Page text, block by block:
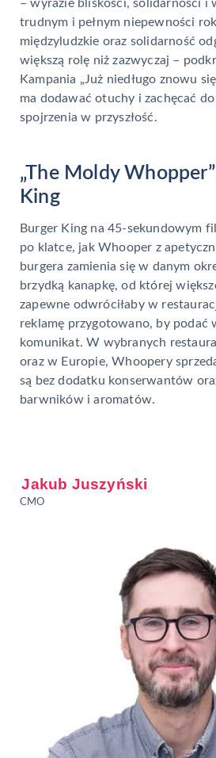
– wyrazie bliskości, solidarności i
trudnym i pełnym niepewności
międzyludzkie oraz solidarność
większą rolę niż zazwyczaj –
Kampania „Już niedługo znowu
ma dodawać otuchy i zachęcać
spojrzenia w przyszłość.
„The Moldy
King
Burger King na 45-sekundowym
po klatce, jak Whooper z
burgera zamienia się w danym
brzydką kanapkę, od której
zapewne odwróciłaby w
reklamę przygotowano, by podać
komunikat. W wybranych
oraz w Europie, Whoopery
są bez dodatku konserwantów
barwników i aromatów.
Jakub Juszyński
CMO